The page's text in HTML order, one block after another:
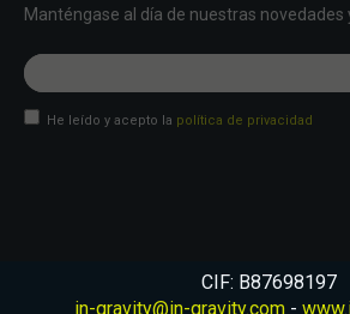
Manténgase al día de nuestras novedades
He leído y acepto la política de privacidad
CIF: B87698197
in-gravity@in-gravity.com-